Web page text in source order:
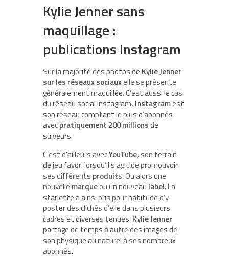
Kylie Jenner sans
maquillage :
publications Instagram
Sur la majorité des photos de Kylie Jenner
sur les réseaux sociauxelle se présente
généralement maquillée. C’est aussi le cas
du réseau social Instagram. Instagramest
son réseau comptant le plus d’abonnés
avecpratiquement 200 millionsde
suiveurs.
C’est d’ailleurs avecYouTube, son terrain
de jeu favori lorsqu’il s’agit de promouvoir
ses différents produits. Ou alors une
nouvelle marqueou un nouveau label. La
starlette a ainsi pris pour habitude d’y
poster des clichés d’elle dans plusieurs
cadres et diverses tenues. Kylie Jenner
partage de temps à autre des images de
son physique au naturel à ses nombreux
abonnés.